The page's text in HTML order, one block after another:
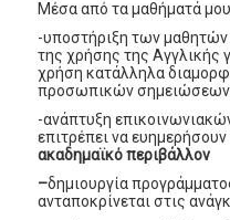
Μέσα από τα μαθήματά
-υποστήριξη των
της χρήσης της
χρήση κατάλληλα
προσωπικών σημειώσεων
-ανάπτυξη
επιτρέπει να
ακαδημαϊκό περιβάλλον
–δημιουργία
ανταποκρίνεται στις